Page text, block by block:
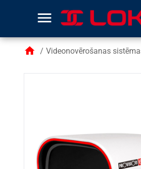
menu
home / Videonovērošanas